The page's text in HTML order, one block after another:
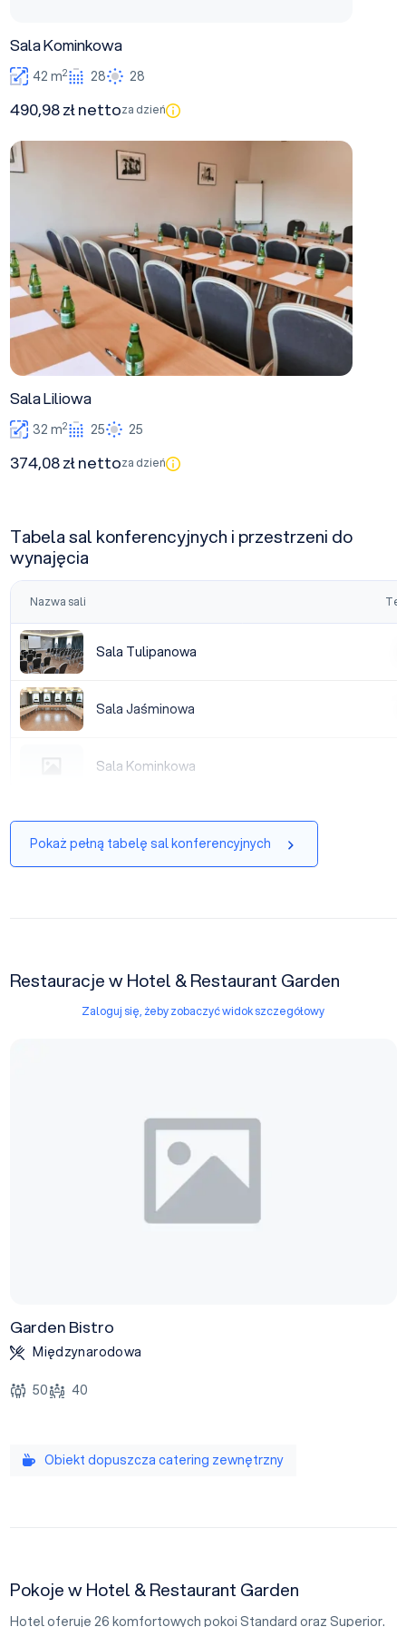
Sala Kominkowa
42 m2 28 28
490,98 zł nettoza dzień
Sala Liliowa
Sala Liliowa
32 m2 25 25
374,08 zł nettoza dzień
Tabela sal konferencyjnych i przestrzeni do
wynajęcia
Nazwa sali
Sala Tulipanowa
Sala Tulipanowa
Sala Jaśminowa
Sala Jaśminowa
Sala Kominkowa
Pokaż pełną tabelę sal konferencyjnych
Restauracje w Hotel & Restaurant Garden
Zaloguj się, żeby zobaczyć widok szczegółowy
Garden Bistro
Międzynarodowa
50 40
Obiekt dopuszcza catering zewnętrzny
Pokoje w Hotel & Restaurant Garden
Hotel oferuje 26 komfortowych pokoi Standard oraz Superior.